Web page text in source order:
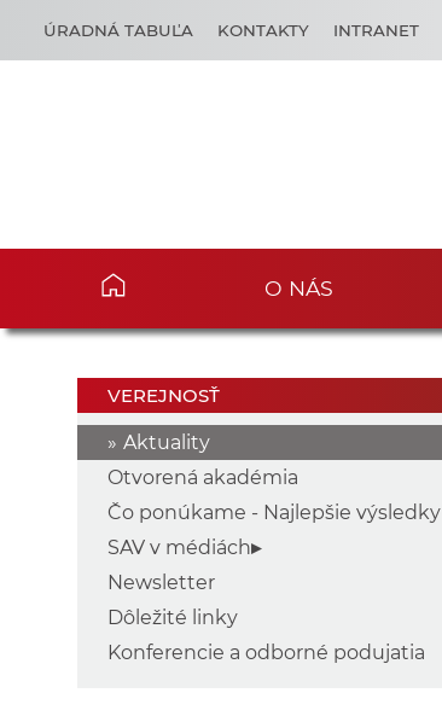
ÚRADNÁ TABUĽA KONTAKTY INTRANET
O NÁS
VEREJNOSŤ
Aktuality
Otvorená akadémia
Čo ponúkame - Najlepšie výsledky
SAV v médiách
Newsletter
Dôležité linky
Konferencie a odborné podujatia